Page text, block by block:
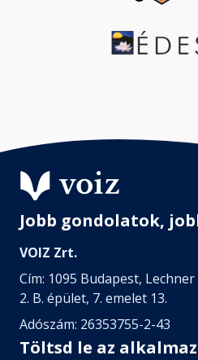
Jobb gondolatok,
VOIZ Zrt.
Cím: 1095 Budapest,
2. B. épület, 7. emelet 13.
Adószám: 26353755-2-43
Töltsd le az